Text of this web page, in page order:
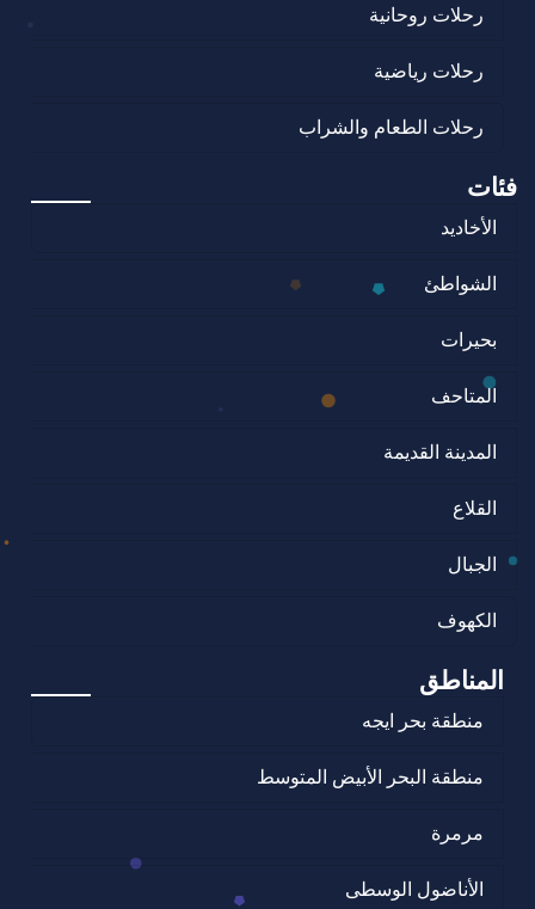
رحلات روحانية
رحلات رياضية
رحلات الطعام والشراب
فئات
الأخاديد
الشواطئ
بحيرات
المتاحف
المدينة القديمة
القلاع
الجبال
الكهوف
المناطق
منطقة بحر ايجه
منطقة البحر الأبيض المتوسط
مرمرة
الأناضول الوسطى